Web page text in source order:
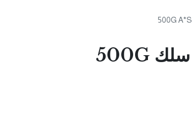
ثقال للابواب نظام سلك 500G